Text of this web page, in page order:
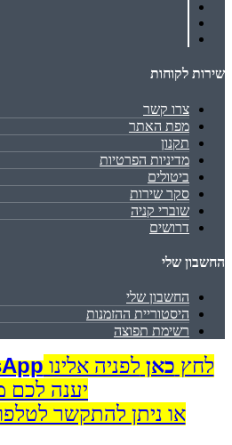
שירות לקוחות
צרו קשר
מפת האתר
תקנון
מדיניות הפרטיות
ביטולים
סקר שירות
שוברי קניה
דרושים
החשבון שלי
החשבון שלי
היסטוריית ההזמנות
רשימת תפוצה
לחץ כאן לפניה אלינו
יענה לכם
או ניתן להתקשר לטלפון